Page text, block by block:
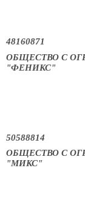
48160871
ОБЩЕСТВО С
"ФЕНИКС"
50588814
ОБЩЕСТВО С
"МИКС"